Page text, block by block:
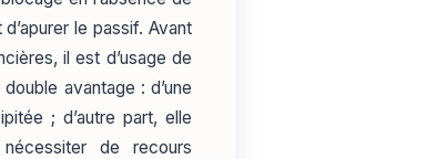
le passif. Avant
il est d’usage de
avantage : d’une
; d’autre part, elle
de recours